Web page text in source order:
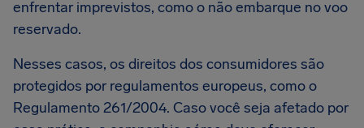
enfrentar imprevistos, como o não embarque no voo
reservado.
Nesses casos, os direitos dos consumidores são
protegidos por regulamentos europeus, como o
Regulamento 261/2004. Caso você seja afetado por